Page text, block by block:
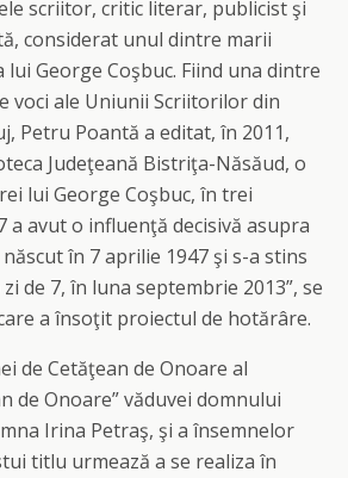
scriitor, critic literar, publicist şi
considerat unul dintre marii
George Coşbuc. Fiind una dintre
voci ale Uniunii Scriitorilor din
Petru Poantă a editat, în 2011,
Judeţeană Bistriţa-Năsăud, o
lui George Coşbuc, în trei
a avut o influenţă decisivă asupra
în 7 aprilie 1947 şi s-a stins
de 7, în luna septembrie 2013”, se
a însoţit proiectul de hotărâre.
de Cetăţean de Onoare al
de Onoare” văduvei domnului
Irina Petraş, şi a însemnelor
titlu urmează a se realiza în